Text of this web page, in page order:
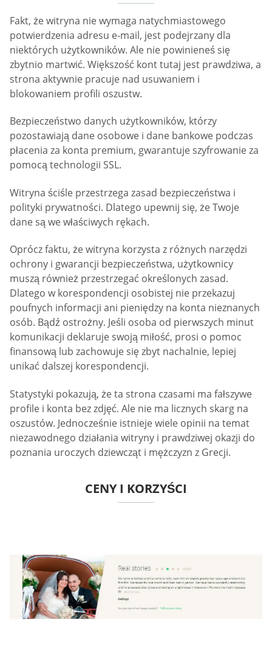
Fakt, że witryna nie wymaga natychmiastowego
potwierdzenia adresu e-mail, jest podejrzany dla
niektórych użytkowników. Ale nie powinieneś się
zbytnio martwić. Większość kont tutaj jest prawdziwa, a
strona aktywnie pracuje nad usuwaniem i
blokowaniem profili oszustw.
Bezpieczeństwo danych użytkowników, którzy
pozostawiają dane osobowe i dane bankowe podczas
płacenia za konta premium, gwarantuje szyfrowanie za
pomocą technologii SSL.
Witryna ściśle przestrzega zasad bezpieczeństwa i
polityki prywatności. Dlatego upewnij się, że Twoje
dane są we właściwych rękach.
Oprócz faktu, że witryna korzysta z różnych narzędzi
ochrony i gwarancji bezpieczeństwa, użytkownicy
muszą również przestrzegać określonych zasad.
Dlatego w korespondencji osobistej nie przekazuj
poufnych informacji ani pieniędzy na konta nieznanych
osób. Bądź ostrożny. Jeśli osoba od pierwszych minut
komunikacji deklaruje swoją miłość, prosi o pomoc
finansową lub zachowuje się zbyt nachalnie, lepiej
unikać dalszej korespondencji.
Statystyki pokazują, że ta strona czasami ma fałszywe
profile i konta bez zdjęć. Ale nie ma licznych skarg na
oszustów. Jednocześnie istnieje wiele opinii na temat
niezawodnego działania witryny i prawdziwej okazji do
poznania uroczych dziewcząt i mężczyzn z Grecji.
CENY I KORZYŚCI